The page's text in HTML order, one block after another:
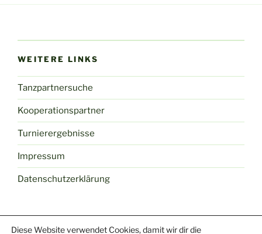
WEITERE LINKS
Tanzpartnersuche
Kooperationspartner
Turnierergebnisse
Impressum
Datenschutzerklärung
Diese Website verwendet Cookies, damit wir dir die